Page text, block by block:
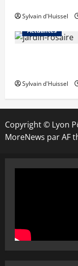
Sylvain d'Huissel
Actualités
Sylvain d'Huissel
Copyright © Lyon
MoreNews par AF